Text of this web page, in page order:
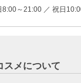
8:00～21:00 ／ 祝日
スメについて